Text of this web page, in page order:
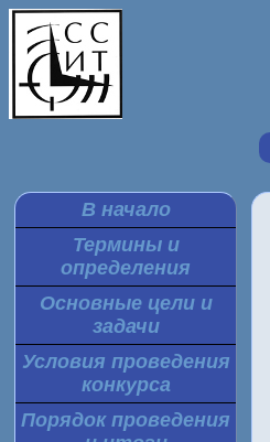
В начало
Термины и
определения
Основные цели и
задачи
Условия проведения
конкурса
Порядок проведения